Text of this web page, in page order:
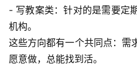
中
创
网
- 写教案类：针对的是需要定
机构。
这些方向都有一个共同点：需
愿意做，总能找到活。